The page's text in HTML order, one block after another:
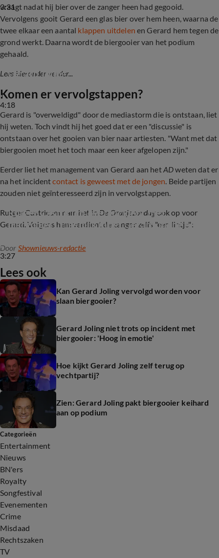
3:31
vraagt nadat hij bier over de zanger heen had gegooid.
Vervolgens gooit Gerard een glas bier over hem heen, waarna de
twee elkaar een aantal klappen uitdelenen Gerard hem tegen de
grond werkt. Daarna wordt de biergooier van het podium
gehaald.
Lees hieronder verder...
4:18
Gerard Joling
Komen er vervolgstappen?
Gerard is "overweldigd" door de mediastorm die is ontstaan, liet
hij weten. Toch vindt hij het goed dat er een "discussie" is
ontstaan over het gooien van bier naar artiesten. "Want met dat
biergooien moet het toch maar een keer afgelopen zijn."
Eerder liet het management van Gerard aan hetADweten dat er
na het incidentcontact is geweest met de jongen. Beide partijen
zouden niet geïnteresseerd zijn in vervolgstappen.
Rutger Castricum nam het in De Oranjezondagook op voor
Gerard. Volgens hem verdient de zanger zelfs "een lintje":
3:27
Rutger Castricum over incident met
biergooier: 'Eigenlijk moet Gerard Joling een
Door Shownieuws-redactie
Lees ook
Kan Gerard Joling vervolgd worden voor
slaan biergooier?
Gerard Joling niet trots op incident met
biergooier: 'Hoog in emotie'
Hoe kijkt Gerard Joling zelf terug op
vechtpartij?
Zien: Gerard Joling pakt biergooier keihard
aan op podium
Categorieën
Entertainment
Nieuws
BN'ers
Royalty
Songfestival
Evenementen
Crime
Misdaad
Rechtszaken
TV